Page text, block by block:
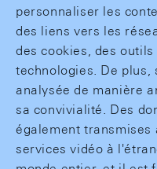
personnaliser les
des liens vers les
des cookies, des
technologies. De plus,
analysée de manière
sa convivialité. Des
également transmises
services vidéo à